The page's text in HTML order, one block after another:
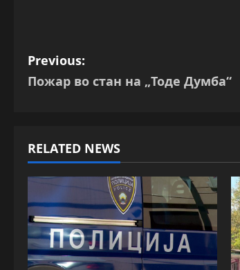
P
o
t
n
a
v
Previous:
Пожар во стан на „Тоде Думба“
RELATED NEWS